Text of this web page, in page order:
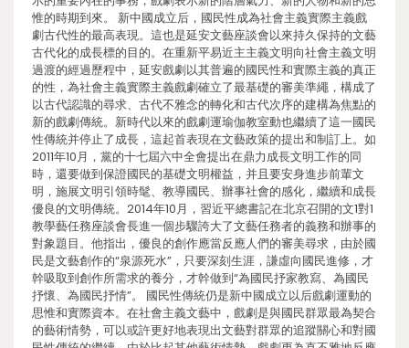
惟的時期到來。 新中國成立后，國民性成為社會主義實際主義戲
劇古代性的最高表現。這也是延安文藝座談會以來持久保持的文藝
古代化的成長標的目的。在重新平易近主主義文明向社會主義文明
過渡的經過歷程中，延安戲劇以其普遍的國民性和實際主義的真正
的性，為社會主義實際主義戲劇確立了最基礎的審美準繩，構成了
以古代認識的尋求、古代不雅念的轉化和古代次序的建構為焦點的
新的戲劇傳統。新時代以來的戲劇運瑜伽教室動也繼續了這一國民
性傳統并停止了成長，這起首表現在文藝政策的提出和制訂上。如
2011年10月，黨的十七屆六中全會提出在鼎力成長文明工作的同
時，還要做到保證國民的基礎文明權益，并且要安身進步前輩文
明，施展文明引領時髦、教導國民、辦事社會的感化，繼續和成長
優良的文明傳統。2014年10月，習近平總書記在北京召開的文1對1
教學藝任務座談會長進一個步驟誇大了文藝任務者的義務和辦事的
對象題目。他指出，優良的創作應當反應人們的審美尋求，由於國
民是文藝創作的“泉源死水”，只要深刻生涯，謙虛向國民進修，才
幹吸取到創作所需求的養分，才幹做到“為國民抒家教寫、為國民
抒懷、為國民抒情”。 國民性傳統仍是新中國成立以后戲劇運動的
思惟和實際資本。在社會主義文藝中，戲劇是與國民群眾最為契合
的藝術情勢，可以或許更好地表現出文藝對群眾的追蹤關心和對國